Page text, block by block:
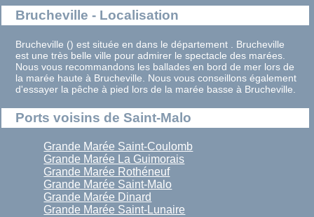
Brucheville - Localisation
Brucheville () est située en dans le département . Brucheville
est une très belle ville pour admirer le spectacle des marées.
Nous vous recommandons les ballades en bord de mer lors de
la marée haute à Brucheville. Nous vous conseillons également
d'essayer la pêche à pied lors de la marée basse à Brucheville.
Ports voisins de Saint-Malo
Grande Marée Saint-Coulomb
Grande Marée La Guimorais
Grande Marée Rothéneuf
Grande Marée Saint-Malo
Grande Marée Dinard
Grande Marée Saint-Lunaire